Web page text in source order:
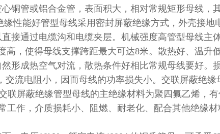
铜管或铝合金管，表面积大，相对常规矩形母线，
缘性能好管型母线采用密封屏蔽绝缘方式，外壳接地
接通过电缆沟和电缆夹层。机械强度高管型母线主
高，使得母线支撑跨距最大可达8米。散热好、温升
形成热空气对流，散热条件好相比常规母线要好。
，交流电阻小，因而母线的功率损失小。交联屏蔽绝
联屏蔽绝缘管型母线的主绝缘材料为聚四氟乙烯，
工作，介质损耗小、阻燃、耐老化、配合其他绝缘